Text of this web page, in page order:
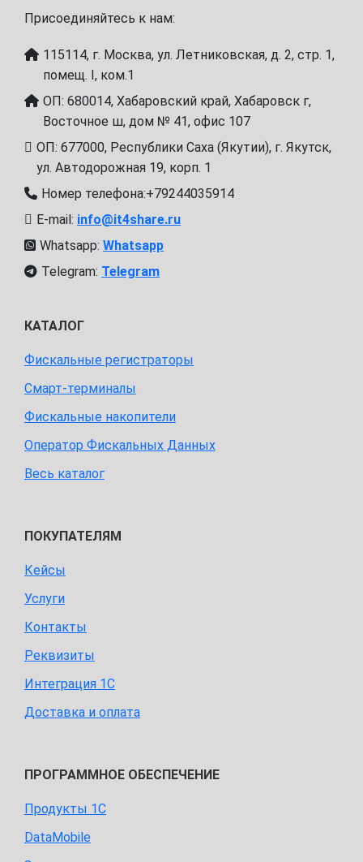
Присоединяйтесь к нам:
115114, г. Москва, ул. Летниковская, д. 2, стр. 1,
помещ. I, ком.1
ОП: 680014, Хабаровский край, Хабаровск г,
Восточное ш, дом № 41, офис 107
ОП: 677000, Республики Саха (Якутии), г. Якутск,
ул. Автодорожная 19, корп. 1
Номер телефона:+79244035914
E-mail: info@it4share.ru
Whatsapp: Whatsapp
Telegram: Telegram
КАТАЛОГ
Фискальные регистраторы
Смарт-терминалы
Фискальные накопители
Оператор Фискальных Данных
Весь каталог
ПОКУПАТЕЛЯМ
Кейсы
Услуги
Контакты
Реквизиты
Интеграция 1С
Доставка и оплата
ПРОГРАММНОЕ ОБЕСПЕЧЕНИЕ
Продукты 1С
DataMobile